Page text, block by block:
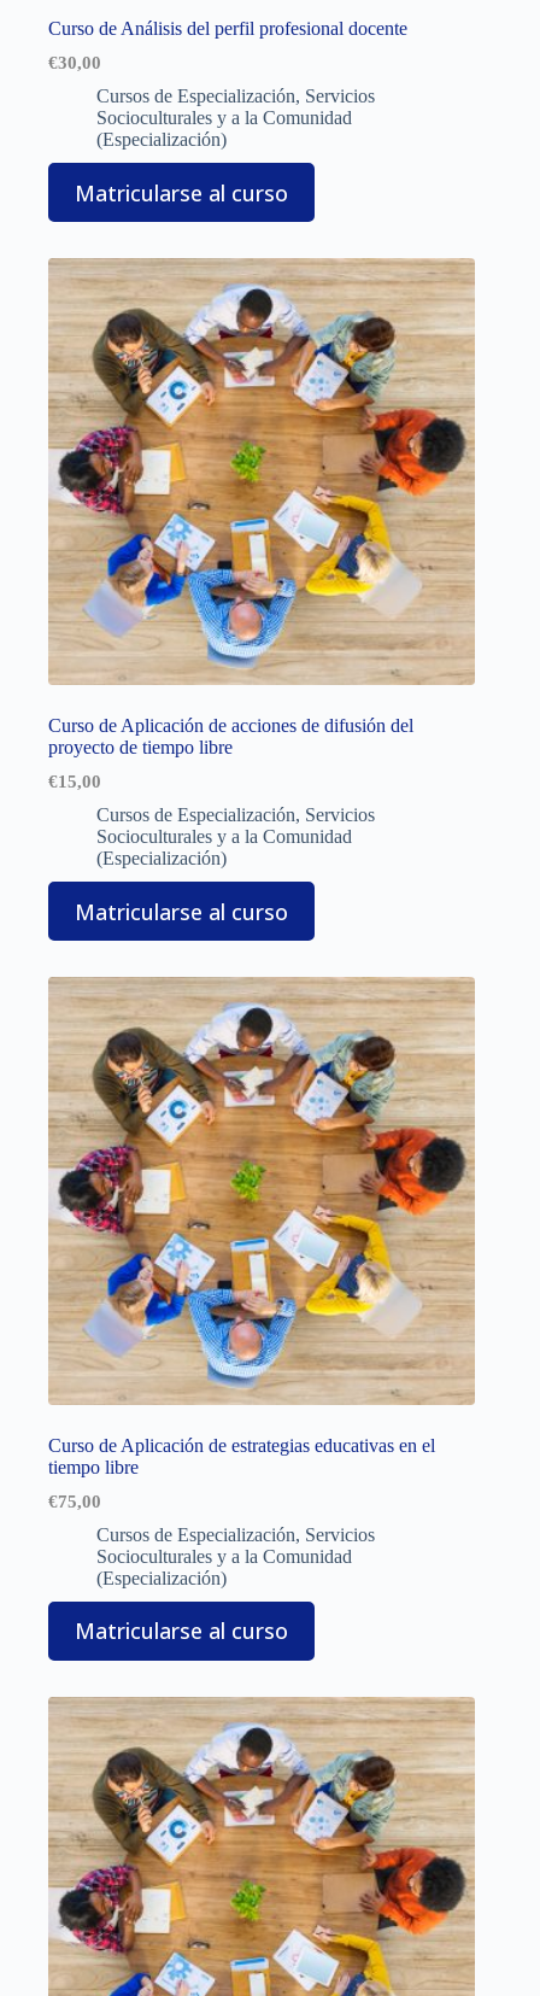
Curso de Análisis del perfil profesional docente
€30,00
Cursos de Especialización, Servicios
Socioculturales y a la Comunidad
(Especialización)
Matricularse al curso
Curso de Aplicación de acciones de difusión del
proyecto de tiempo libre
€15,00
Cursos de Especialización, Servicios
Socioculturales y a la Comunidad
(Especialización)
Matricularse al curso
Curso de Aplicación de estrategias educativas en el
tiempo libre
€75,00
Cursos de Especialización, Servicios
Socioculturales y a la Comunidad
(Especialización)
Matricularse al curso